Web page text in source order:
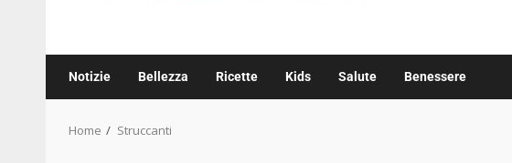
Notizie Bellezza Ricette Kids Salute Benessere
Home Struccanti